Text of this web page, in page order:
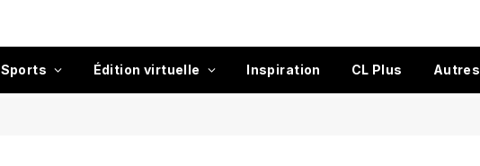
Sports Édition virtuelle Inspiration CL Plus Autres